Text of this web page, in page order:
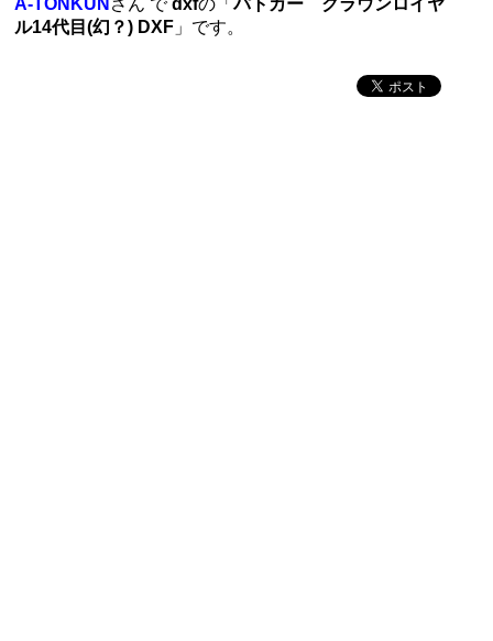
A-TONKUN さん でdxfの「パトカー クラウンロイヤ
ル14代目(幻？) DXF 」です。